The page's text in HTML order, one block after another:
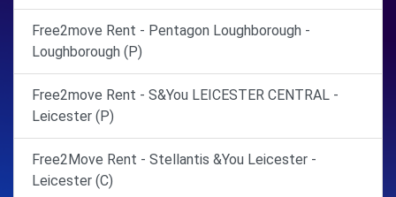
Free2move Rent - Pentagon Loughborough -
Loughborough (P)
Free2move Rent - S&You LEICESTER CENTRAL -
Leicester (P)
Free2Move Rent - Stellantis &You Leicester -
Leicester (C)